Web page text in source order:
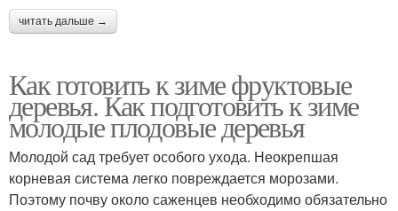
читать дальше →
Как готовить к зиме фруктовые
деревья. Как подготовить к зиме
молодые плодовые деревья
Молодой сад требует особого ухода. Неокрепшая
корневая система легко повреждается морозами.
Поэтому почву около саженцев необходимо обязательно